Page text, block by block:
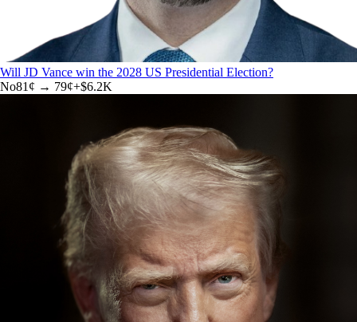
Will JD Vance win the 2028 US Presidential Election?
No81 ¢ → 79¢+$6.2K